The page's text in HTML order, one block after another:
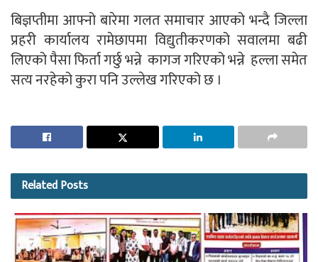
बिज्ञप्तीमा आफ्नो बारेमा गलत समाचार आएको भन्दै जिल्ला
प्रहरी कार्यालय रामेछापमा विद्युतीकरणको सवालमा बढी
लिएको पैसा फिर्ता गर्छु भन्ने कागज गरिएको भन्ने हल्ला समेत
सत्य नरहेको कुरा पनि उल्लेख गरिएको छ ।
RelatedPosts